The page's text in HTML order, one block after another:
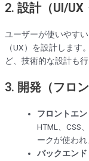
2. 設計（UI/UX
ユーザーが使いやす
（UX）を設計しま
ど、技術的な設計も行
3. 開発（フロ
フロントエン
HTML、CSS
ークが使われ
バックエンド